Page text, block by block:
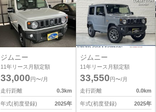
ジムニー
11年リース月額定額
33,000 円〜/月
走行距離
0.3km
年式(初度登録) 2025年
ジムニー
11年リース月額定額
33,550 円〜/月
走行距離
0.0km
年式(初度登録) 2025年